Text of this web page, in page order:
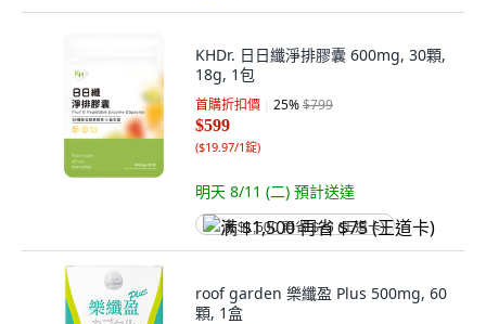
KHDr. 日日纖淨排膠囊 600mg, 30顆,
18g, 1包
首購折扣價 25%$799
$599
($19.97/1錠)
明天 8/11 (二) 預計送達
满 $1,500 再省 $75 (王道卡)
roof garden 樂纖盈 Plus 500mg, 60
顆, 1盒